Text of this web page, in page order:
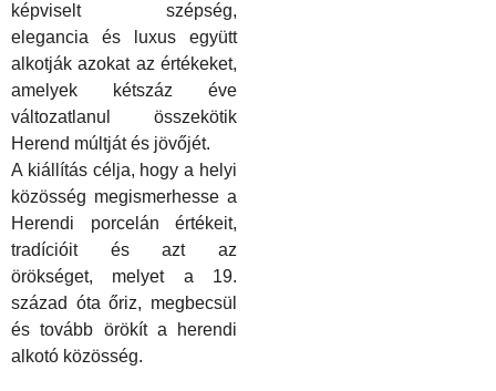
képviselt szépség,
elegancia és luxus együtt
alkotják azokat az értékeket,
amelyek
kétszáz éve
változatlanul összekötik
Herend múltját és jövőjét.
A kiállítás célja, hogy a helyi
közösség megismerhesse a
Herendi porcelán értékeit,
tradícióit és azt az
örökséget, melyet a 19.
század óta őriz, megbecsül
és tovább örökít a herendi
alkotó közösség.